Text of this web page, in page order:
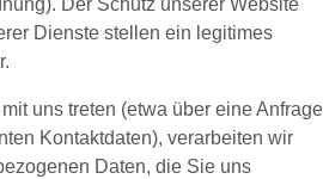
Der Schutz unserer Website
Dienste stellen ein legitimes
uns treten (etwa über eine Anfrage
Kontaktdaten), verarbeiten wir
Daten, die Sie uns